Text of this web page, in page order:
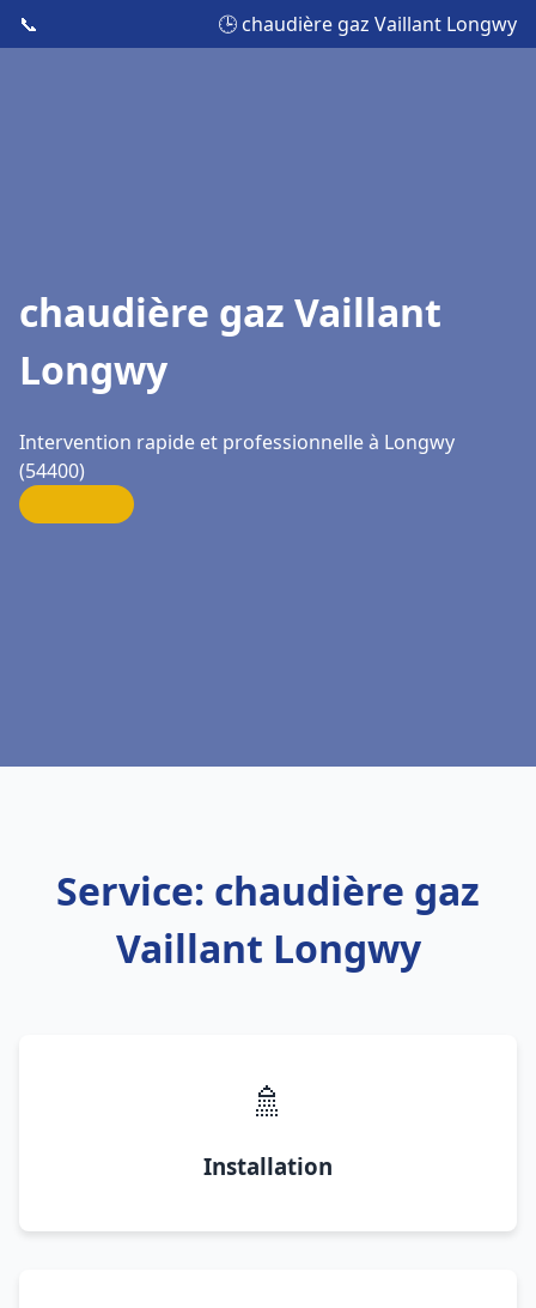
📞 🕒 chaudière gaz Vaillant Longwy
chaudière gaz Vaillant
Longwy
Intervention rapide et professionnelle à Longwy
(54400)
Service: chaudière gaz
Vaillant Longwy
🚿
Installation